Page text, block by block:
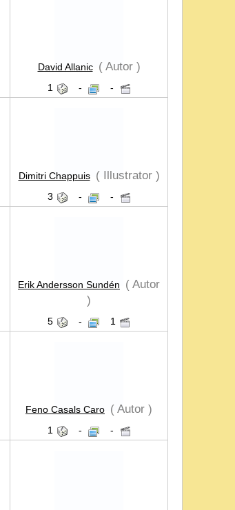
David Allanic ( Autor )
1 - -
Dimitri Chappuis ( Illustrator )
3 - -
Erik Andersson Sundén
( Autor
)
5 - 1
Feno Casals Caro ( Autor )
1 - -